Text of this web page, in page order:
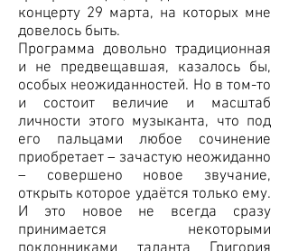
концерту 29 марта, на которых мне
довелось быть.
Программа довольно традиционная
и не предвещавшая, казалось бы,
особых неожиданностей. Но в том-то
и состоит величие и масштаб
личности этого музыканта, что под
его пальцами любое сочинение
приобретает – зачастую неожиданно
– совершено новое звучание,
открыть которое удаётся только ему.
И это новое не всегда сразу
принимается некоторыми